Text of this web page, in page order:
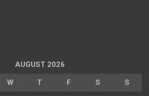
AUGUST 2026
W T F S S